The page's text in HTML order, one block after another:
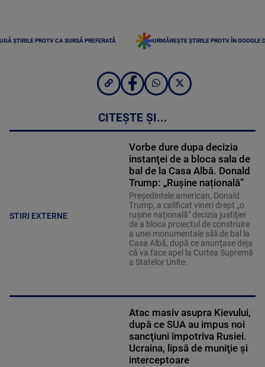
ȘTIRILE PROTV CA SURSĂ PREFERATĂ URMĂREȘTE ȘTIRILE PROTV ÎN GOOGLE
CITEȘTE ȘI...
STIRI EXTERNE
Vorbe dure dupa decizia
instanţei de a bloca sala de
bal de la Casa Albă. Donald
Trump: „Rușine națională”
Preşedintele american, Donald
Trump, a calificat vineri drept „o
ruşine naţională" decizia justiţiei
de a bloca proiectul de construire
a unei monumentale săli de bal la
Casa Albă, după ce anunţase deja
că va face apel la Curtea Supremă
a Statelor Unite.
Atac masiv asupra Kievului,
după ce SUA au impus noi
sancţiuni împotriva Rusiei.
Ucraina, lipsă de muniţie şi
interceptoare